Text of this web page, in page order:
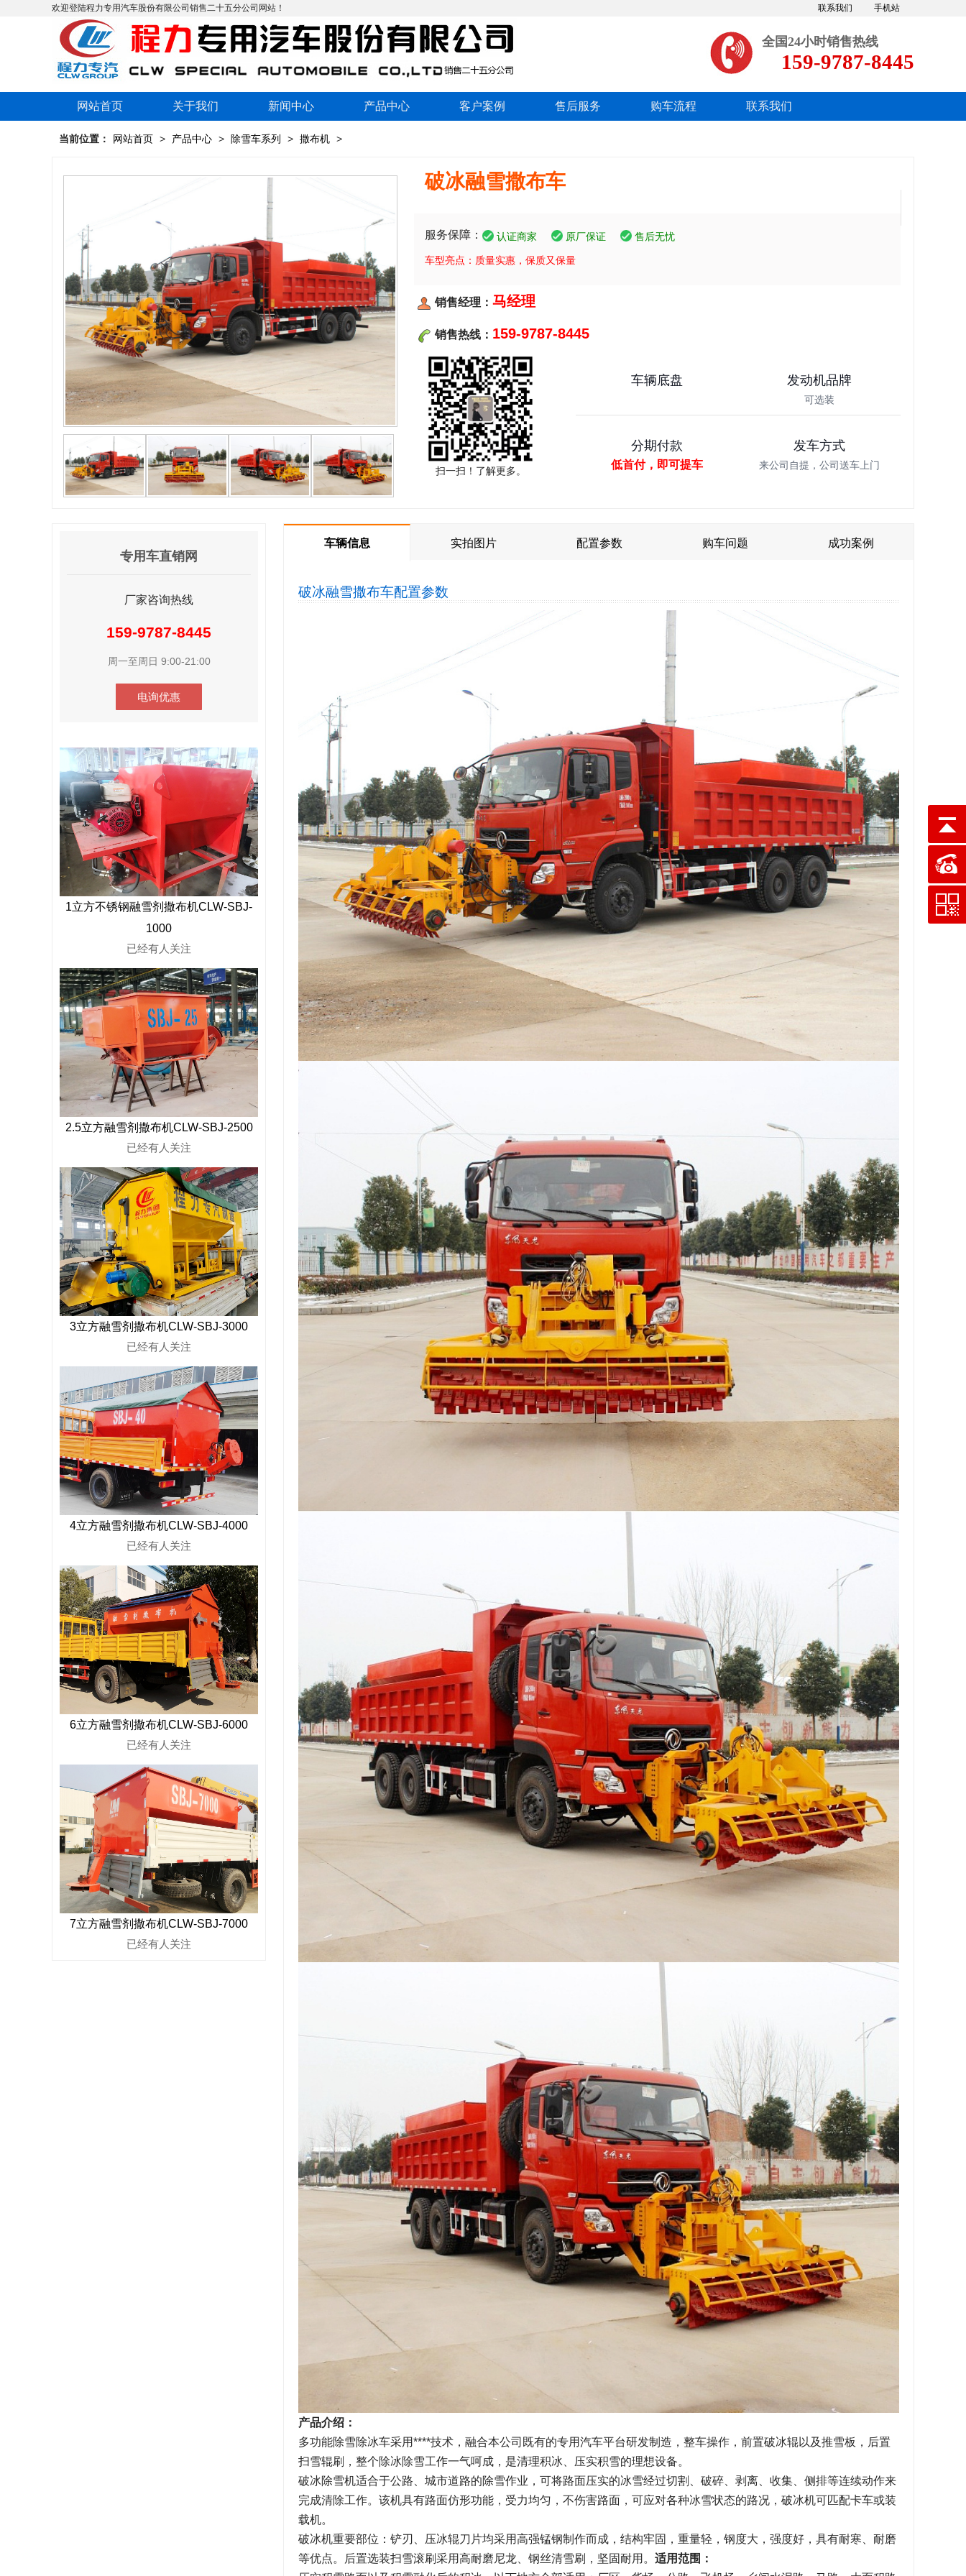
欢迎登陆程力专用汽车股份有限公司销售二十五分公司网站！ 手机站
联系我们
全国24小时销售热线
159-9787-8445
网站首页 关于我们 新闻中心 产品中心 客户案例 售后服务 购车流程 联系我们
当前位置： 网站首页 > 产品中心 > 除雪车系列 > 撒布机 >
破冰融雪撒布车
服务保障： 认证商家 原厂保证 售后无忧
车型亮点：质量实惠，保质又保量
销售经理： 马经理
销售热线： 159-9787-8445
扫一扫！了解更多。
车辆底盘 发动机品牌
可选装
分期付款
低首付，即可提车
发车方式
来公司自提，公司送车上门
车辆信息 实拍图片 配置参数 购车问题 成功案例
破冰融雪撒布车配置参数
产品介绍：
多功能除雪除冰车采用****技术，融合本公司既有的专用汽车平台研发制造，整车操作，前置破冰辊以及推雪板，后置
扫雪辊刷，整个除冰除雪工作一气呵成，是清理积冰、压实积雪的理想设备。
破冰除雪机适合于公路、城市道路的除雪作业，可将路面压实的冰雪经过切割、破碎、剥离、收集、侧排等连续动作来
完成清除工作。该机具有路面仿形功能，受力均匀，不伤害路面，可应对各种冰雪状态的路况，破冰机可匹配卡车或装
载机。
破冰机重要部位：铲刃、压冰辊刀片均采用高强锰钢制作而成，结构牢固，重量轻，钢度大，强度好，具有耐寒、耐磨
等优点。后置选装扫雪滚刷采用高耐磨尼龙、钢丝清雪刷，坚固耐用。 适用范围：
专用车直销网
厂家咨询热线
159-9787-8445
周一至周日 9:00-21:00
电询优惠
1立方不锈钢融雪剂撒布机CLW-SBJ-
1000
已经有人关注
2.5立方融雪剂撒布机CLW-SBJ-2500
已经有人关注
3立方融雪剂撒布机CLW-SBJ-3000
已经有人关注
4立方融雪剂撒布机CLW-SBJ-4000
已经有人关注
6立方融雪剂撒布机CLW-SBJ-6000
已经有人关注
7立方融雪剂撒布机CLW-SBJ-7000
已经有人关注